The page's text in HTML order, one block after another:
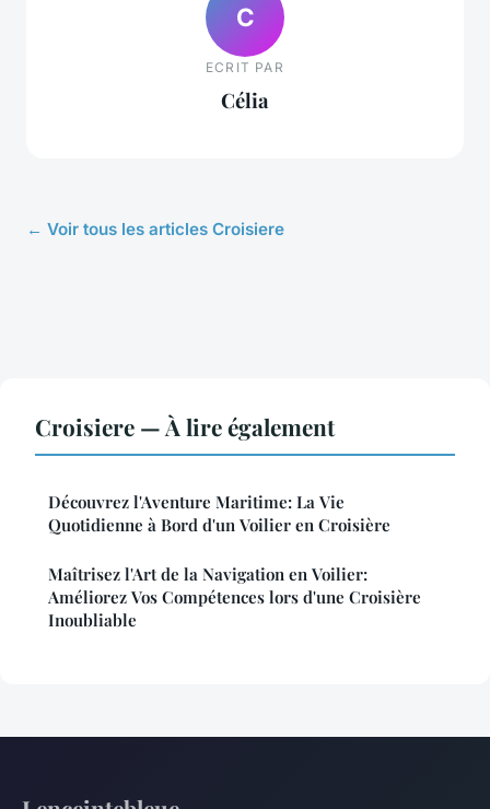
C
ECRIT PAR
Célia
← Voir tous les articles Croisiere
Croisiere — À lire également
Découvrez l'Aventure Maritime: La Vie
Quotidienne à Bord d'un Voilier en Croisière
Maîtrisez l'Art de la Navigation en Voilier:
Améliorez Vos Compétences lors d'une Croisière
Inoubliable